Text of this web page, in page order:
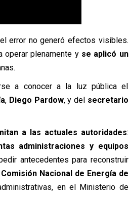
el error no generó efectos visibles.
operar plenamente y se aplicó un
a conocer a la luz pública el
, Diego Pardow, y del secretario
a las actuales autoridades:
administraciones y equipos
antecedentes para reconstruir
Comisión Nacional de Energía de
en el Ministerio de